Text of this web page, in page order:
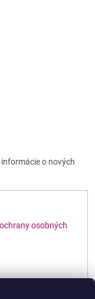
o nových
osobných